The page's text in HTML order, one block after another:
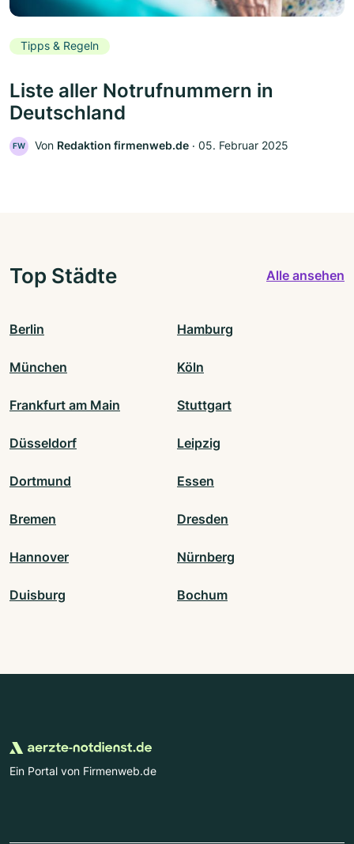
Tipps & Regeln
Liste aller Notrufnummern in
Deutschland
FW Von Redaktion firmenweb.de ‧ 05. Februar 2025
Top Städte Alle ansehen
Berlin Hamburg
München Köln
Frankfurt am Main Stuttgart
Düsseldorf Leipzig
Dortmund Essen
Bremen Dresden
Hannover Nürnberg
Duisburg Bochum
Ein Portal von Firmenweb.de